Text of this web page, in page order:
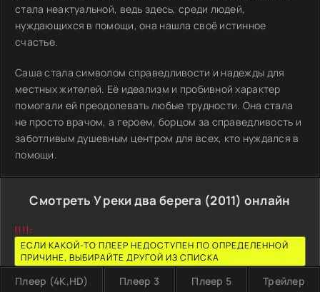
стала неактуальной, ведь здесь, среди людей,
нуждающихся в помощи, она нашла своё истинное
счастье.
Саша стала символом справедливости и надежды для
местных жителей. Её идеализм и пробивной характер
помогали ей преодолевать любые трудности. Она стала
не просто врачом, а героем, борцом за справедливость и
заботливым душевным центром для всех, кто нуждался в
помощи.
Смотреть У реки два берега (2011) онлайн
!!!!:
ЕСЛИ КАКОЙ-ТО ПЛЕЕР НЕДОСТУПЕН ПО ОПРЕДЕЛЕННОЙ
ПРИЧИНЕ, ВЫБИРАЙТЕ ДРУГОЙ ИЗ СПИСКА
Плеер (4K,HD) Плеер 3 Плеер 5 Трейлер